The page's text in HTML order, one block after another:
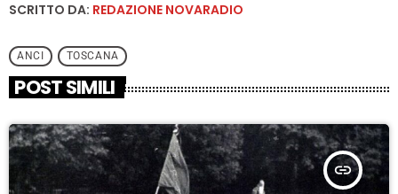
SCRITTO DA: REDAZIONE NOVARADIO
ANCI TOSCANA
POST SIMILI
insert_link